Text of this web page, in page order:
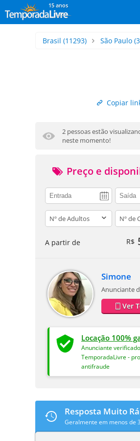
15 anos
Brasil (11293) São Paulo
Copiar
2 pessoas estão
neste momento!
Preço e
adults
A partir de R$
Simone
Anunciante
Ver
Locação 100%
Anunciante
TemporadaLivre -
antifraude
Resposta Muito
Geralmente em menos de